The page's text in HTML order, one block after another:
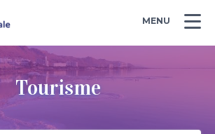
MENU
Tourisme